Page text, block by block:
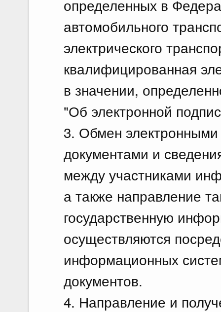
определенных в
автомобильного
электрического
квалифицированная
в значении,
"Об электронной
3. Обмен
документами и
между участниками
а также направление
государственную
осуществляются
информационных
документов.
4. Направление и